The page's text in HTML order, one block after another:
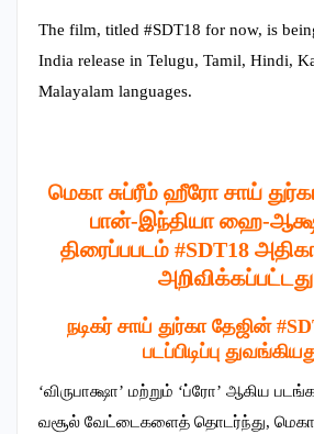
The film, titled #SDT18 for now, is
India release in Telugu, Tamil, Hindi,
Malayalam languages.
மெகா சுப்ரீம் ஹீரோ சாய்
பான்-இந்தியா ஹை-
திரைப்பபடம் #SDT18
நடிகர் சாய் துர்கா தேஜின்
படப்பிடிப்பு
‘விருபாக்ஷா’ மற்றும் ‘ப்ரோ’ ஆகிய
வசூல் வேட்டைகளைத் தொடர்ந்து, மெகா